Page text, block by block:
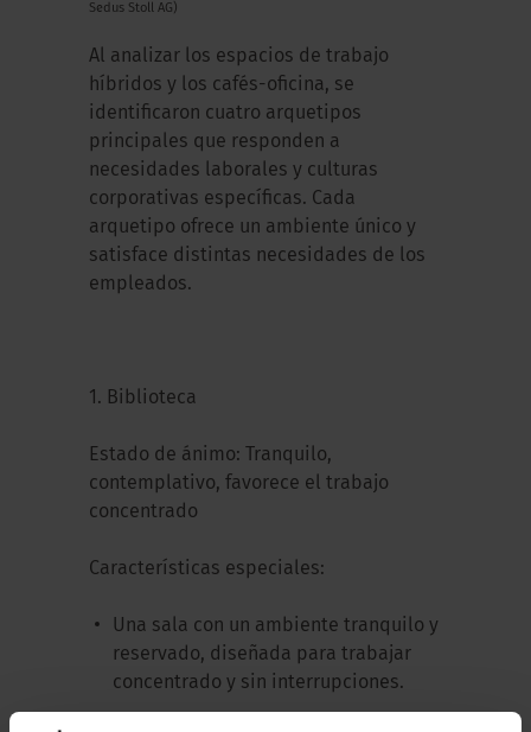
Sedus Stoll AG)
Al analizar los espacios de trabajo
híbridos y los cafés-oficina, se
identificaron cuatro arquetipos
principales que responden a
necesidades laborales y culturas
corporativas específicas. Cada
arquetipo ofrece un ambiente único y
satisface distintas necesidades de los
empleados.
1. Biblioteca
Estado de ánimo: Tranquilo,
contemplativo, favorece el trabajo
concentrado
Características especiales:
Una sala con un ambiente tranquilo y
reservado, diseñada para trabajar
concentrado y sin interrupciones.